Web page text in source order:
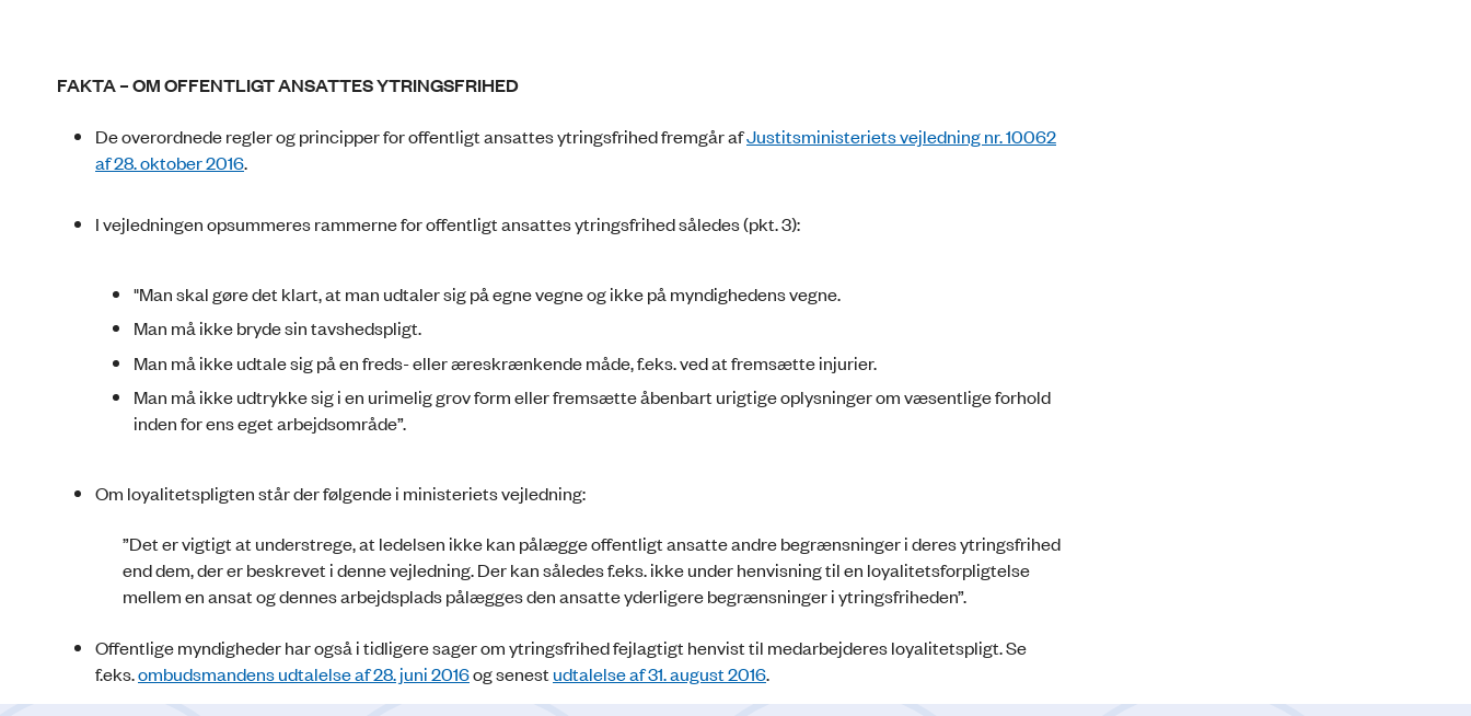
FAKTA – OM OFFENTLIGT ANSATTES YTRINGSFRIHED
De overordnede regler og principper for offentligt ansattes ytringsfrihed fremgår afJustitsministeriets vejledning nr. 10062
af 28. oktober 2016.
I vejledningen opsummeres rammerne for offentligt ansattes ytringsfrihed således (pkt. 3):
"Man skal gøre det klart, at man udtaler sig på egne vegne og ikke på myndighedens vegne.
Man må ikke bryde sin tavshedspligt.
Man må ikke udtale sig på en freds- eller æreskrænkende måde, f.eks. ved at fremsætte injurier.
Man må ikke udtrykke sig i en urimelig grov form eller fremsætte åbenbart urigtige oplysninger om væsentlige forhold
inden for ens eget arbejdsområde”.
Om loyalitetspligten står der følgende i ministeriets vejledning:
”Det er vigtigt at understrege, at ledelsen ikke kan pålægge offentligt ansatte andre begrænsninger i deres ytringsfrihed
end dem, der er beskrevet i denne vejledning. Der kan således f.eks. ikke under henvisning til en loyalitetsforpligtelse
mellem en ansat og dennes arbejdsplads pålægges den ansatte yderligere begrænsninger i ytringsfriheden”.
Offentlige myndigheder har også i tidligere sager om ytringsfrihed fejlagtigt henvist til medarbejderes loyalitetspligt. Se
f.eks.ombudsmandens udtalelse af 28. juni 2016og senest udtalelse af 31. august 2016.